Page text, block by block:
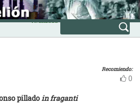
Avanzada
Recomiendo:
0
pillado in fraganti